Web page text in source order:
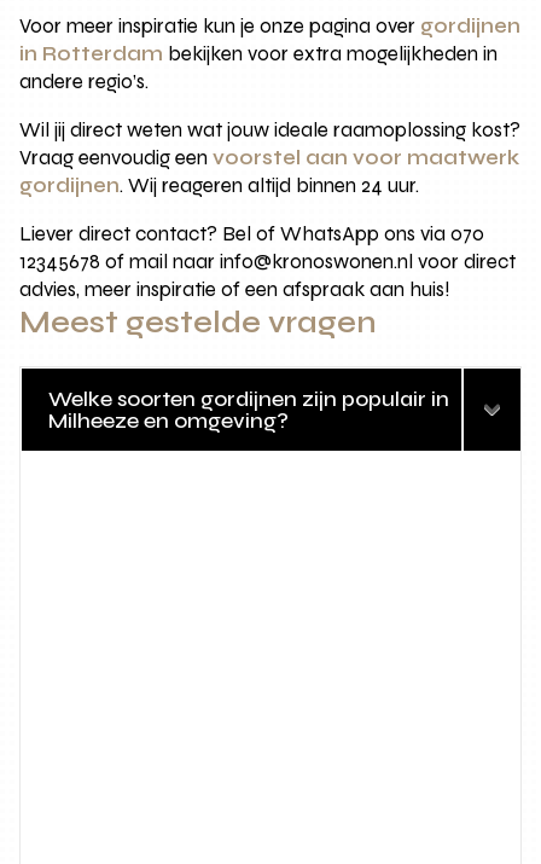
Voor meer inspiratie kun je onze pagina over gordijnen
in Rotterdam bekijken voor extra mogelijkheden in
andere regio’s.
Wil jij direct weten wat jouw ideale raamoplossing kost?
Vraag eenvoudig eenvoorstel aan voor maatwerk
gordijnen. Wij reageren altijd binnen 24 uur.
Liever direct contact? Bel of WhatsApp ons via 070
12345678 of mail naar info@kronoswonen.nl voor direct
advies, meer inspiratie of een afspraak aan huis!
Meest gestelde vragen
Welke soorten gordijnen zijn populair in
Milheeze en omgeving?